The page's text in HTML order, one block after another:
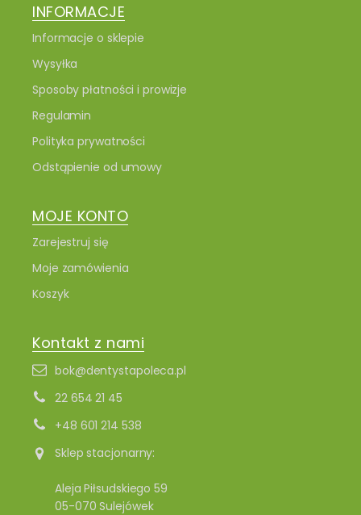
INFORMACJE
Informacje o sklepie
Wysyłka
Sposoby płatności i prowizje
Regulamin
Polityka prywatności
Odstąpienie od umowy
MOJE KONTO
Zarejestruj się
Moje zamówienia
Koszyk
Kontakt z nami
bok@dentystapoleca.pl
22 654 21 45
+48 601 214 538
Sklep stacjonarny:
Aleja Piłsudskiego 59
05-070 Sulejówek